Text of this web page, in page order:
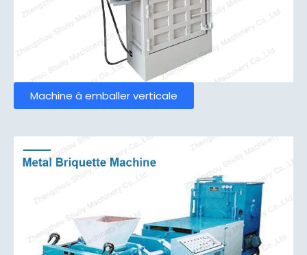
Machine à emballer verticale